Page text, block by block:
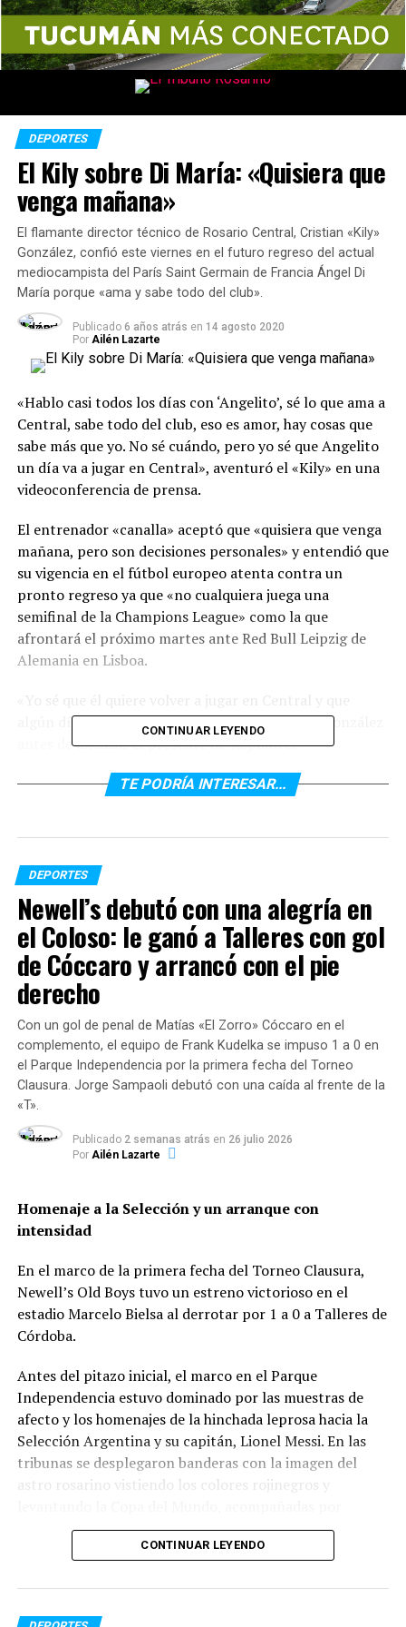
DEPORTES
El Kily sobre Di María: «Quisiera que
venga mañana»
El flamante director técnico de Rosario Central, Cristian «Kily»
González, confió este viernes en el futuro regreso del actual
mediocampista del París Saint Germain de Francia Ángel Di
María porque «ama y sabe todo del club».
Publicado 6 años atrás en 14 agosto 2020
Por Ailén Lazarte
«Hablo casi todos los días con ‘Angelito’, sé lo que ama a
Central, sabe todo del club, eso es amor, hay cosas que
sabe más que yo. No sé cuándo, pero yo sé que Angelito
un día va a jugar en Central», aventuró el «Kily» en una
videoconferencia de prensa.
El entrenador «canalla» aceptó que «quisiera que venga
mañana, pero son decisiones personales» y entendió que
su vigencia en el fútbol europeo atenta contra un
pronto regreso ya que «no cualquiera juega una
semifinal de la Champions League» como la que
afrontará el próximo martes ante Red Bull Leipzig de
Alemania en Lisboa.
algún día lo va a hacer», concluyó con el tema González
antes de analizar el presente de su plantel.
Por otro lado, sobre la ausencia del delantero Marco
personales que hay que respetar».
En cuanto a la posibilidad de pedir refuerzos, «Kily»
advirtió: «Quiero potenciar a los chicos sobre una base
de jugadores de experiencia, pero no voy a traer
jugadores por traer. Si traigo uno es porque creo que es
mejor que el chico de las inferiores».
TEMAS RELACIONADOS:
Lionel Messi lanzó un ultimátum: las tres condiciones
para que continúe en Barcelona
Papelón del Barcelona: se comió ocho y se fue de la
Champions
CONTINUAR LEYENDO
TE PODRÍA INTERESAR...
DEPORTES
Newell’s debutó con una alegría en
el Coloso: le ganó a Talleres con gol
de Cóccaro y arrancó con el pie
derecho
Con un gol de penal de Matías «El Zorro» Cóccaro en el
complemento, el equipo de Frank Kudelka se impuso 1 a 0 en
el Parque Independencia por la primera fecha del Torneo
Clausura. Jorge Sampaoli debutó con una caída al frente de la
«T».
Publicado 2 semanas atrás en 26 julio 2026
Por Ailén Lazarte
Homenaje a la Selección y un arranque con
intensidad
En el marco de la primera fecha del Torneo Clausura,
Newell’s Old Boys tuvo un estreno victorioso en el
estadio Marcelo Bielsa al derrotar por 1 a 0 a Talleres de
Córdoba.
Antes del pitazo inicial, el marco en el Parque
Independencia estuvo dominado por las muestras de
afecto y los homenajes de la hinchada leprosa hacia la
Selección Argentina y su capitán, Lionel Messi. En las
tribunas se desplegaron banderas con la imagen del
astro rosarino vistiendo los colores rojinegros y
mensajes como“Gracias a la Selección por unir y hacer
feliz al pueblo argentino”y“Gracias Selección. Héroes
Una vez en marcha el juego, la Lepra tomó la iniciativa. A
CONTINUAR LEYENDO